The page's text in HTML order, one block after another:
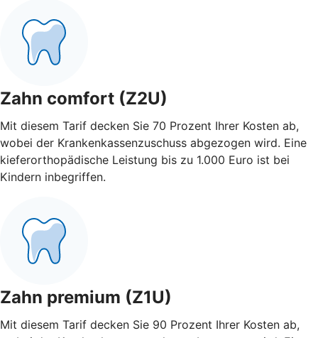
Zahn comfort (Z2U)
Mit diesem Tarif decken Sie 70 Prozent Ihrer Kosten ab,
wobei der Krankenkassenzuschuss abgezogen wird. Eine
kieferorthopädische Leistung bis zu 1.000 Euro ist bei
Kindern inbegriffen.
Zahn premium (Z1U)
Mit diesem Tarif decken Sie 90 Prozent Ihrer Kosten ab,